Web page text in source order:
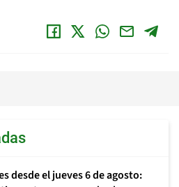
desde el jueves 6 de agosto: